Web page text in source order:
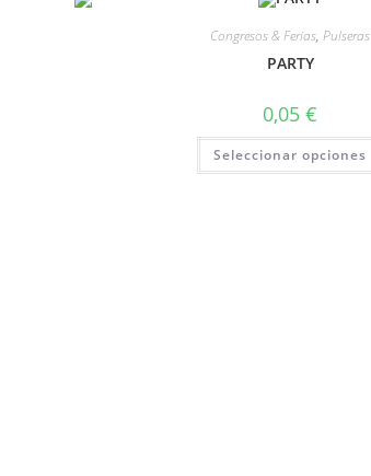
Congresos & Ferias,Pulseras
PARTY
0,05€
Seleccionar opciones